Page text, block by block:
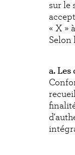
sur le
« X »
Selon
a.